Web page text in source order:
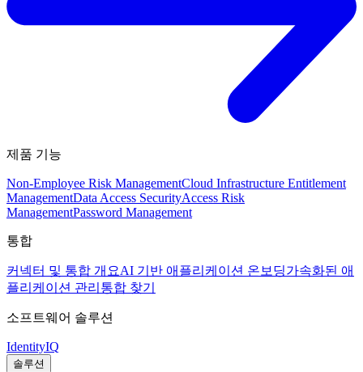
제품 기능
Non-Employee Risk ManagementCloud Infrastructure Entitlement
ManagementData Access SecurityAccess Risk
ManagementPassword Management
통합
커넥터 및 통합 개요AI 기반 애플리케이션 온보딩가속화된 애
플리케이션 관리 통합 찾기
소프트웨어 솔루션
IdentityIQ
솔루션